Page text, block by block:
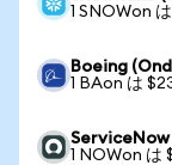
1 SNOWon
Boeing
1 BAon は
ServiceNow
1 NOWon は